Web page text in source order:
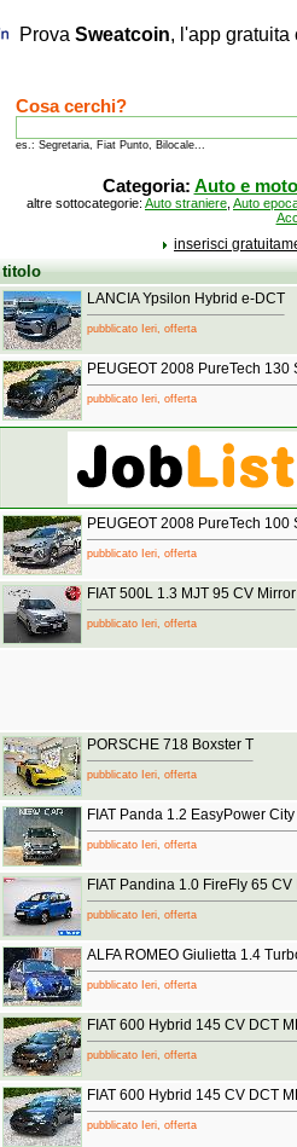
Prova Sweatcoin, l'app
Cosa cerchi?
es.: Segretaria, Fiat Punto, Bilocale...
Categoria: Auto e moto
altre sottocategorie: Auto straniere Auto
inserisci
titolo
LANCIA Ypsilon Hybrid e-DCT
pubblicato Ieri, offerta
PEUGEOT 2008 PureTech 130
pubblicato Ieri, offerta
PEUGEOT 2008 PureTech 100
pubblicato Ieri, offerta
FIAT 500L 1.3 MJT 95 CV Mirror
pubblicato Ieri, offerta
PORSCHE 718 Boxster T
pubblicato Ieri, offerta
FIAT Panda 1.2 EasyPower
pubblicato Ieri, offerta
FIAT Pandina 1.0 FireFly 65
pubblicato Ieri, offerta
ALFA ROMEO Giulietta 1.4
pubblicato Ieri, offerta
FIAT 600 Hybrid 145 CV DCT
pubblicato Ieri, offerta
FIAT 600 Hybrid 145 CV DCT
pubblicato Ieri, offerta